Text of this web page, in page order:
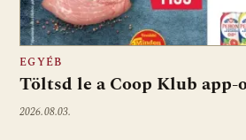
EGYÉB
Töltsd le a Coop Klub app-
2026.08.03.